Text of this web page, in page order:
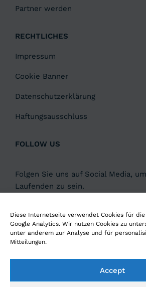
Diese Internetseite verwendet Cookies für
Google Analytics. Wir nutzen Cookies zu
unter anderem zur Analyse und für
Mitteilungen.
Accept
Partner werden
RECHTLICHES
Impressum
Cookie Banner
Datenschutzerklärung
Haftungsausschluss
FOLLOW US
Folgen Sie uns auf Social Media,
Laufenden zu sein.
Hören Sie unseren Podcast